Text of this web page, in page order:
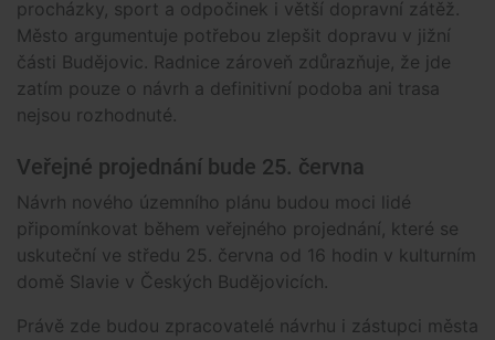
procházky, sport a odpočinek i větší dopravní zátěž.
Město argumentuje potřebou zlepšit dopravu v jižní
části Budějovic. Radnice zároveň zdůrazňuje, že jde
zatím pouze o návrh a definitivní podoba ani trasa
nejsou rozhodnuté.
Veřejné projednání bude 25. června
Návrh nového územního plánu budou moci lidé
připomínkovat během veřejného projednání, které se
uskuteční ve středu 25. června od 16 hodin v kulturním
domě Slavie v Českých Budějovicích.
Právě zde budou zpracovatelé návrhu i zástupci města